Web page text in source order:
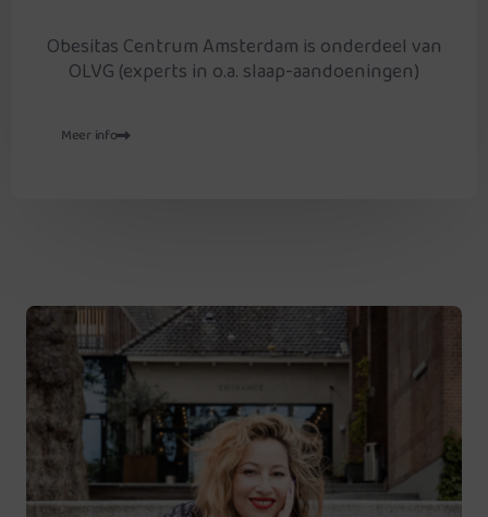
Obesitas Centrum Amsterdam is onderdeel van
OLVG (experts in o.a. slaap-aandoeningen)
Meer info